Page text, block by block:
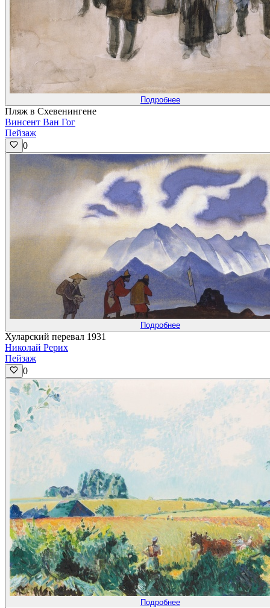
Подробнее
Пляж в Схевенингене
Винсент Ван Гог
Пейзаж
0
Подробнее
Хуларский перевал 1931
Николай Рерих
Пейзаж
0
Подробнее